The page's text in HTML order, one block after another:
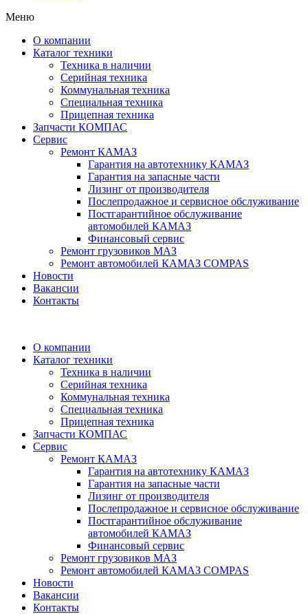
Меню
О компании
Каталог техники
Техника в наличии
Серийная техника
Коммунальная техника
Специальная техника
Прицепная техника
Запчасти КОМПАС
Сервис
Ремонт КАМАЗ
Гарантия на автотехнику КАМАЗ
Гарантия на запасные части
Лизинг от производителя
Послепродажное и сервисное обслуживание
Постгарантийное обслуживание
автомобилей КАМАЗ
Финансовый сервис
Ремонт грузовиков МАЗ
Ремонт автомобилей КАМАЗ COMPAS
Новости
Вакансии
Контакты
О компании
Каталог техники
Техника в наличии
Серийная техника
Коммунальная техника
Специальная техника
Прицепная техника
Запчасти КОМПАС
Сервис
Ремонт КАМАЗ
Гарантия на автотехнику КАМАЗ
Гарантия на запасные части
Лизинг от производителя
Послепродажное и сервисное обслуживание
Постгарантийное обслуживание
автомобилей КАМАЗ
Финансовый сервис
Ремонт грузовиков МАЗ
Ремонт автомобилей КАМАЗ COMPAS
Новости
Вакансии
Контакты